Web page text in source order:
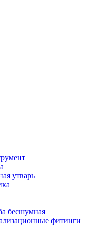
утварь
бесшумная
фитинги